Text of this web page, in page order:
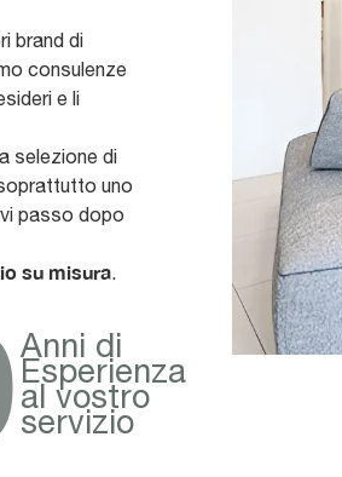
brand di
consulenze
e li
selezione di
uno
passo dopo
su misura.
Anni di
Esperienza
al vostro
servizio